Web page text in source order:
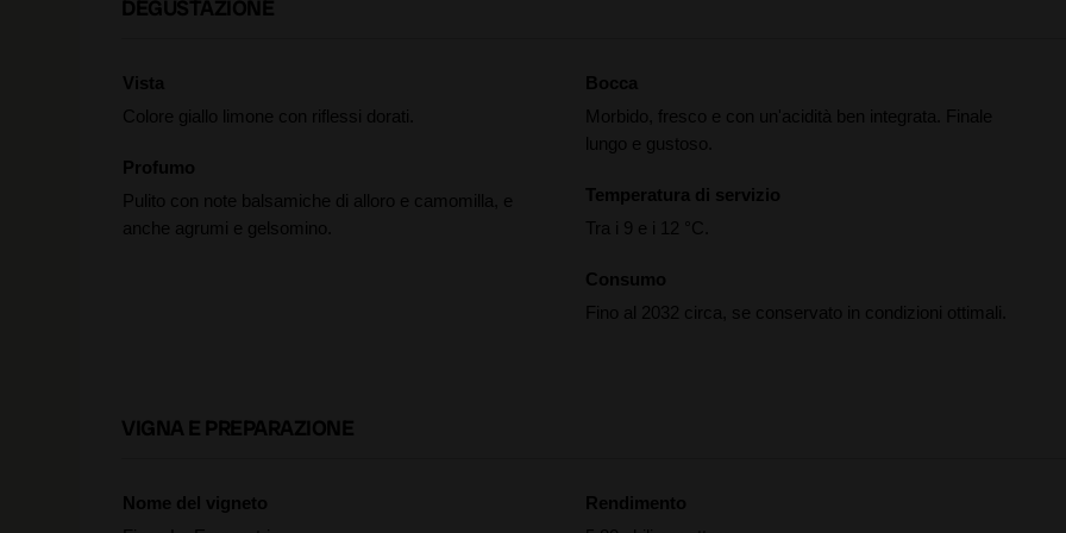
DEGUSTAZIONE
Vista
Colore giallo limone con riflessi dorati.
Profumo
Pulito con note balsamiche di alloro e camomilla, e
anche agrumi e gelsomino.
Bocca
Morbido, fresco e con un'acidità ben integrata. Finale
lungo e gustoso.
Temperatura di servizio
Tra i 9 e i 12 °C.
Consumo
Fino al 2032 circa, se conservato in condizioni ottimali.
VIGNA E PREPARAZIONE
Nome del vigneto
Rendimento